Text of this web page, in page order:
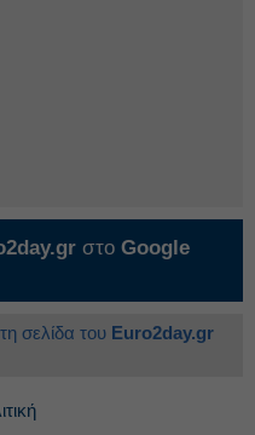
στο Google
σελίδα του Euro2day.gr